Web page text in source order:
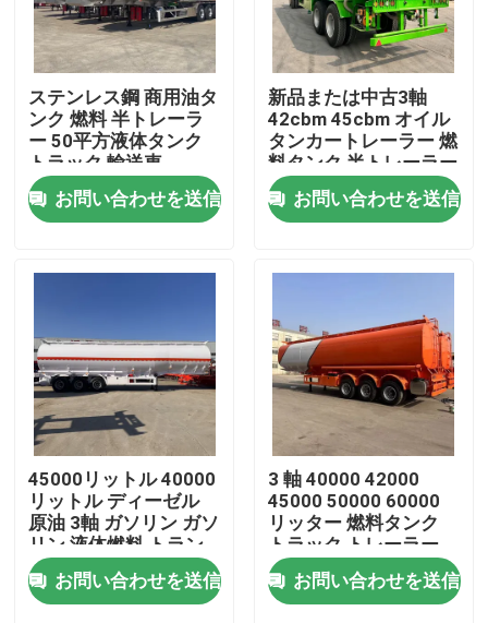
ビデオ
私達について
工場旅行
品質管理
ステンレス鋼 商用油タ
ンク 燃料 半トレーラ
ー 50平方液体タンク
トラック 輸送車
お問い合わせを送信
新品または中古3軸
42cbm 45cbm オイル
タンカートレーラー 燃
料タンク 半トレーラー
お問い合わせを送信
45000リットル 40000
リットル ディーゼル
原油 3軸 ガソリン ガソ
リン 液体燃料 トラン
カー トレーラー タン
ク 半トレーラー
お問い合わせを送信
3 軸 40000 42000
45000 50000 60000
リッター 燃料タンク
トラック トレーラー
ガソリン ガソリン デ
ィーゼル 油タンク 燃
料タンク
お問い合わせを送信